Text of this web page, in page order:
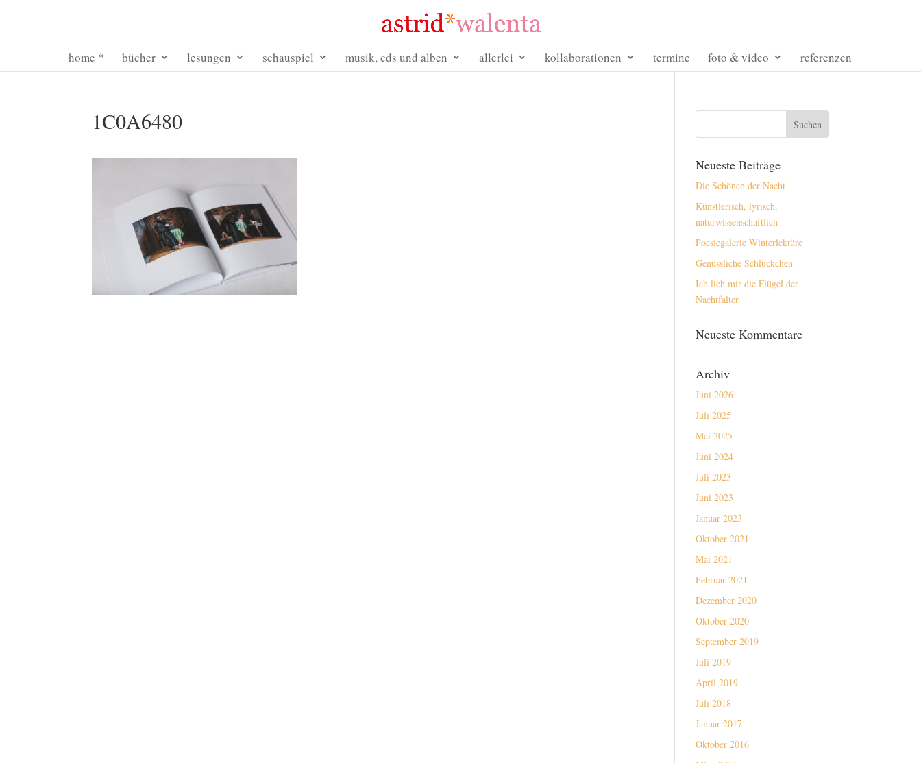
home * bücher lesungen schauspiel musik, cds und alben allerlei kollaborationen termine foto & video referenzen
1C0A6480
Neueste Beiträge
Die Schönen der Nacht
Künstlerisch, lyrisch,
naturwissenschaftlich
Poesiegalerie Winterlektüre
Genüssliche Schlückchen
Ich lieh mir die Flügel der
Nachtfalter
Neueste Kommentare
Archiv
Juni 2026
Juli 2025
Mai 2025
Juni 2024
Juli 2023
Juni 2023
Januar 2023
Oktober 2021
Mai 2021
Februar 2021
Dezember 2020
Oktober 2020
September 2019
Juli 2019
April 2019
Juli 2018
Januar 2017
Oktober 2016